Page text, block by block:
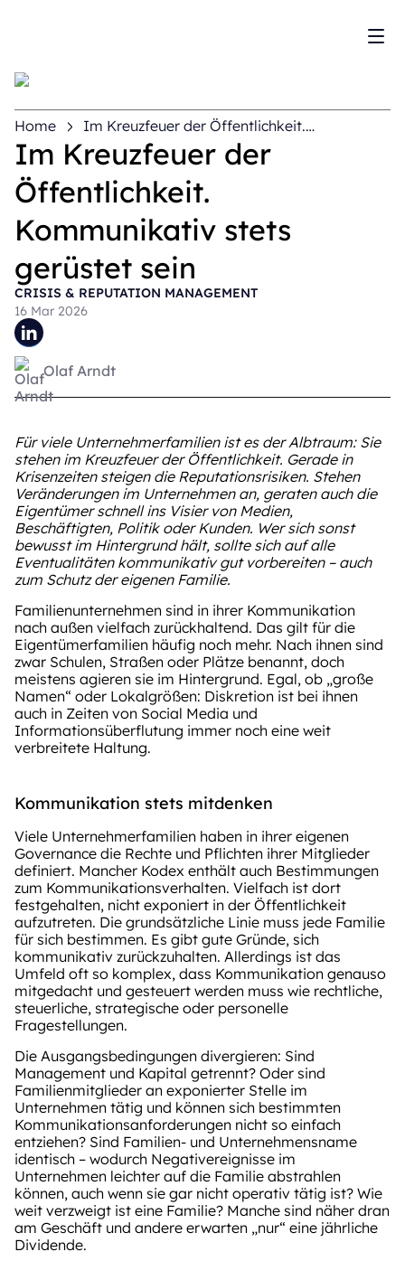
Home
Im Kreuzfeuer der Öffentlichkeit.
Kommunikativ stets gerüstet sein
Im Kreuzfeuer der
Öffentlichkeit.
Kommunikativ stets
gerüstet sein
CRISIS & REPUTATION MANAGEMENT
16 Mar 2026
Olaf Arndt
Für viele Unternehmerfamilien ist es der Albtraum: Sie
stehen im Kreuzfeuer der Öffentlichkeit. Gerade in
Krisenzeiten steigen die Reputationsrisiken. Stehen
Veränderungen im Unternehmen an, geraten auch die
Eigentümer schnell ins Visier von Medien,
Beschäftigten, Politik oder Kunden. Wer sich sonst
bewusst im Hintergrund hält, sollte sich auf alle
Eventualitäten kommunikativ gut vorbereiten – auch
zum Schutz der eigenen Familie.
Familienunternehmen sind in ihrer Kommunikation
nach außen vielfach zurückhaltend. Das gilt für die
Eigentümerfamilien häufig noch mehr. Nach ihnen sind
zwar Schulen, Straßen oder Plätze benannt, doch
meistens agieren sie im Hintergrund. Egal, ob „große
Namen“ oder Lokalgrößen: Diskretion ist bei ihnen
auch in Zeiten von Social Media und
Informationsüberflutung immer noch eine weit
verbreitete Haltung.
Kommunikation stets mitdenken
Viele Unternehmerfamilien haben in ihrer eigenen
Governance die Rechte und Pflichten ihrer Mitglieder
definiert. Mancher Kodex enthält auch Bestimmungen
zum Kommunikationsverhalten. Vielfach ist dort
festgehalten, nicht exponiert in der Öffentlichkeit
aufzutreten. Die grundsätzliche Linie muss jede Familie
für sich bestimmen. Es gibt gute Gründe, sich
kommunikativ zurückzuhalten. Allerdings ist das
Umfeld oft so komplex, dass Kommunikation genauso
mitgedacht und gesteuert werden muss wie rechtliche,
steuerliche, strategische oder personelle
Fragestellungen.
Die Ausgangsbedingungen divergieren: Sind
Management und Kapital getrennt? Oder sind
Familienmitglieder an exponierter Stelle im
Unternehmen tätig und können sich bestimmten
Kommunikationsanforderungen nicht so einfach
entziehen? Sind Familien- und Unternehmensname
identisch – wodurch Negativereignisse im
Unternehmen leichter auf die Familie abstrahlen
können, auch wenn sie gar nicht operativ tätig ist? Wie
weit verzweigt ist eine Familie? Manche sind näher dran
am Geschäft und andere erwarten „nur“ eine jährliche
Dividende.